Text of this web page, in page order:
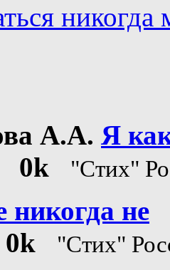
никогда
А.А. Я
0k "Стих"
никогда не
0k "Стих"